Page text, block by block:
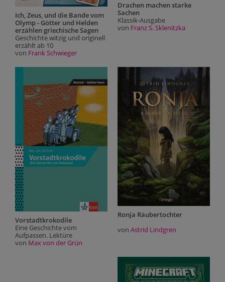
Ich, Zeus, und die Bande vom
Olymp - Götter und Helden
erzählen griechische Sagen
Geschichte witzig und originell
erzählt ab 10
von Frank Schwieger
Drachen machen starke
Sachen
Klassik-Ausgabe
von Franz S. Sklenitzka
Vorstadtkrokodile
Eine Geschichte vom
Aufpassen. Lektüre
von Max von der Grün
Ronja Räubertochter
von Astrid Lindgren